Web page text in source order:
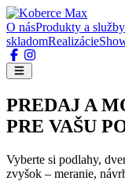
O násProdukty a služby
skladomRealizácie
PREDAJ A
PRE VAŠU
Vyberte si podlahy,
zvyšok – meranie,